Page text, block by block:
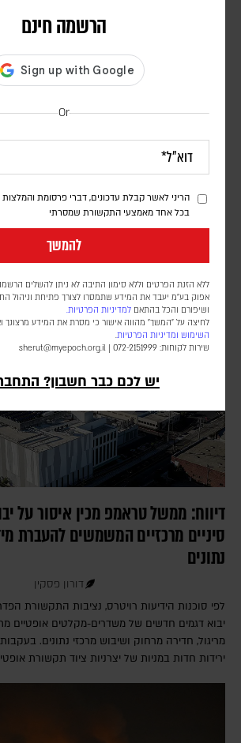
הרשמה חינם
Or
הריני לאשר קבלת עדכונים, דברי פרסומת והמלצות
בכל אחד מאמצעי התקשורת שמסרתי
להמשך
ללא הזנת הפרטים וללא סימון התיבה לא ניתן להשלים
אפוק בע״מ יעבד את המידע שתמסרו לצורך פתיחת וניהול
ושיפורם והכל בהתאם למדיניות הפרטיות.
לחיצה על "המשך" מהווה אישור כי מסרת את המידע
השימוש ומדיניות הפרטיות.
שירות לקוחות: 072-2151999 |
sherut@myepoch.org.il
יש לכם כבר חשבון?
חיזבאללה הפר את הפסקת האש;
לבנון
דובר צה"ל הודיע כי "התקיפות התבצעו בתגובה
פצועים
דיווח: ממשל טראמפ מכין איסור על
סיניים מרכזיים המשמשים להעברת
נתונים
דורון פסקין
לפי סוכנות הידיעות רויטרס, נציבות התקשורת
יבוא דגמים חדשים של משדרים-מקלטים אופטיים
מריגול, חדירה מרחוק ושיבוש מרכזי נתונים.
ירידות חדות במניות של יצרניות ציוד תקשורת